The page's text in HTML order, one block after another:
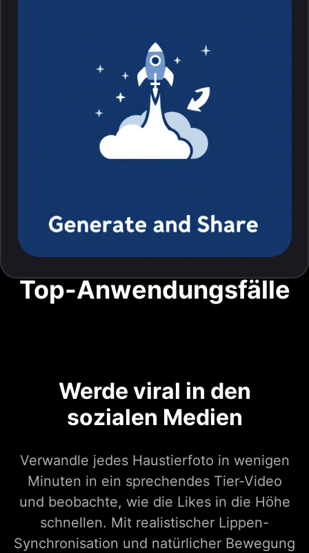
Top-Anwendungsfälle
Werde viral in den
sozialen Medien
Verwandle jedes Haustierfoto in wenigen
Minuten in ein sprechendes Tier-Video
und beobachte, wie die Likes in die Höhe
schnellen. Mit realistischer Lippen-
Synchronisation und natürlicher Bewegung